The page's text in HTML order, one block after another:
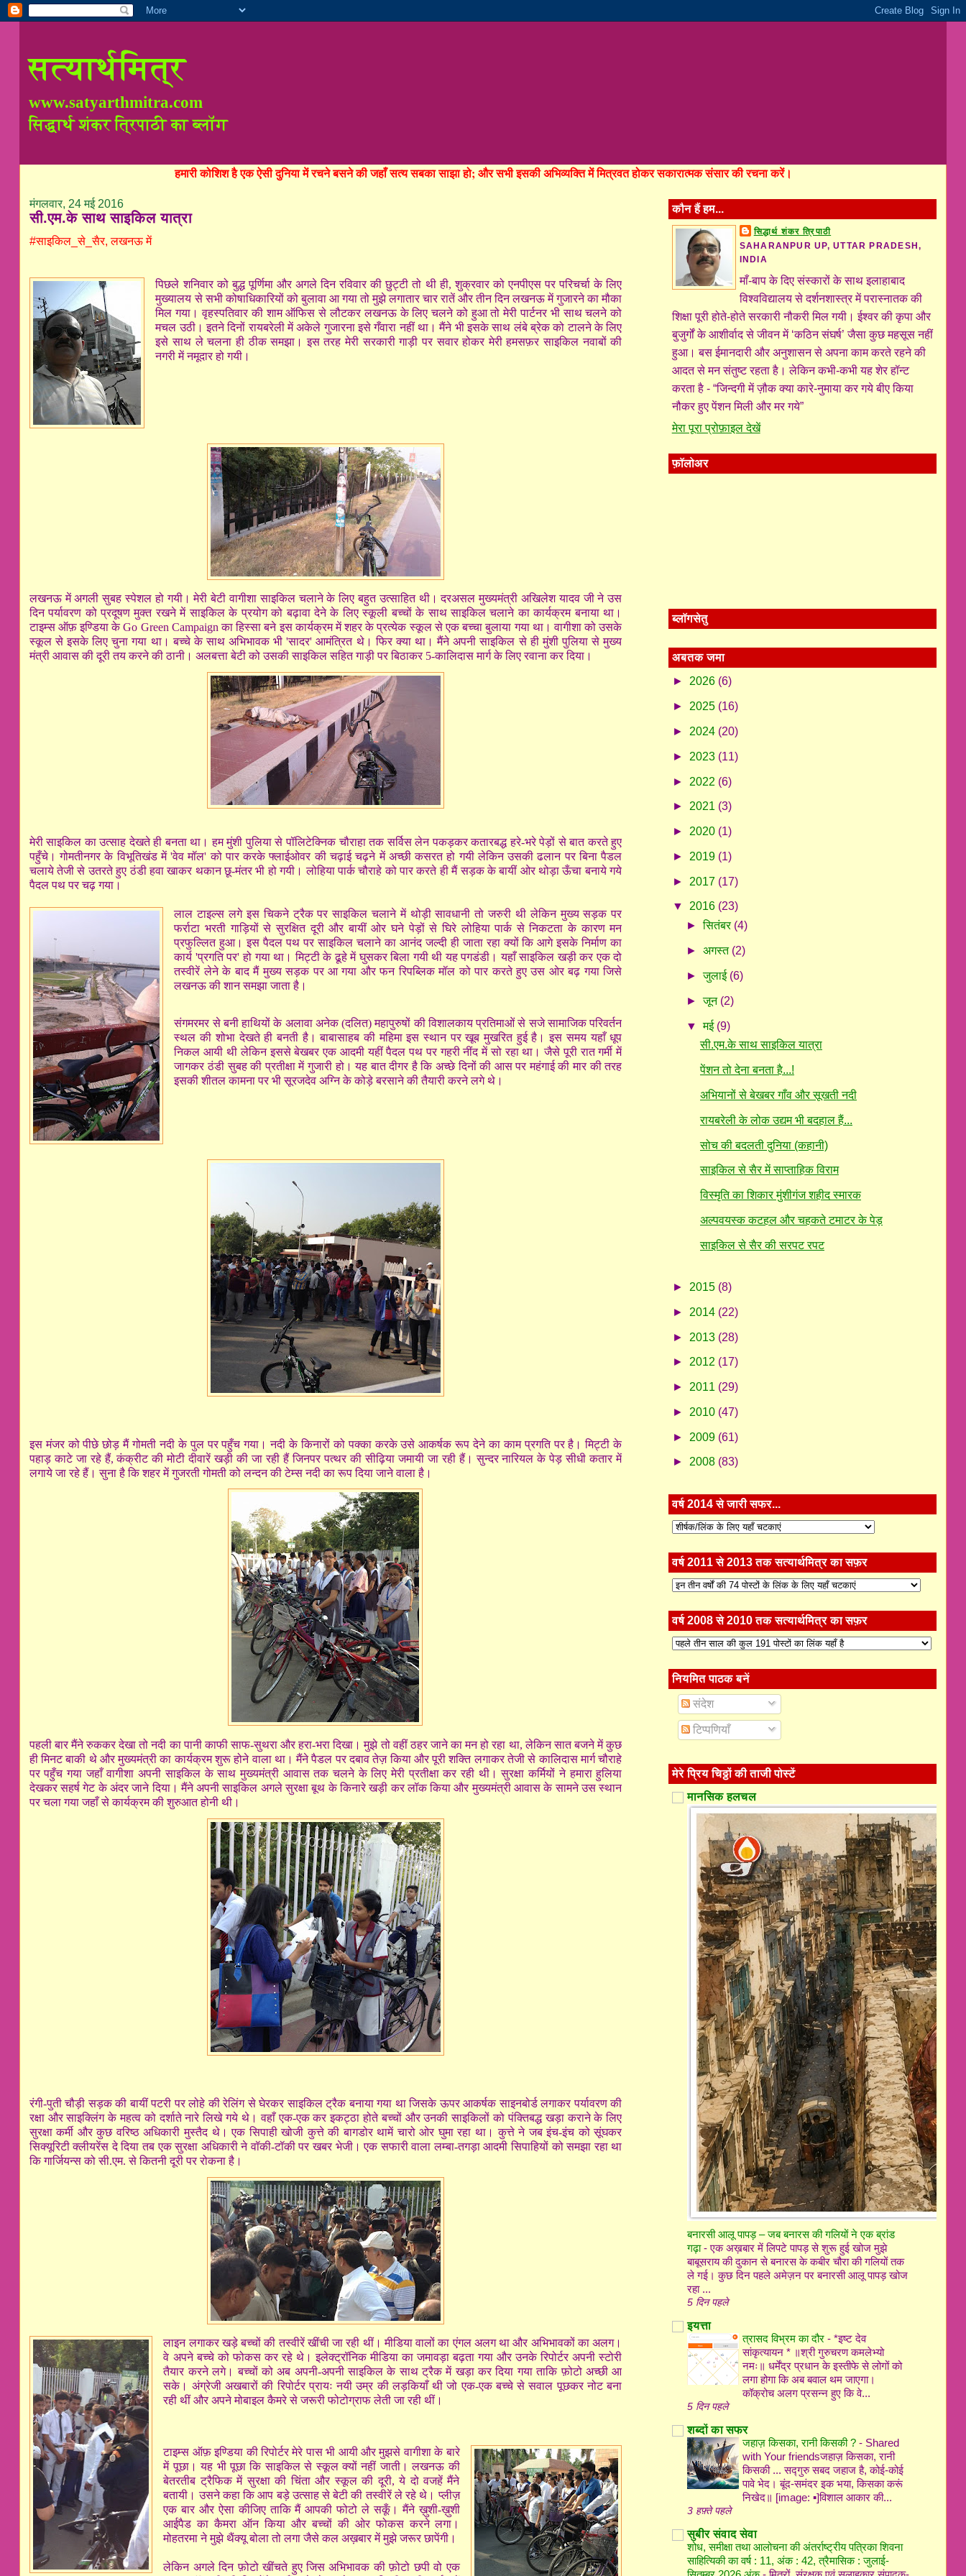
सत्यार्थमित्र
www.satyarthmitra.com
सिद्धार्थ शंकर त्रिपाठी का ब्लॉग
हमारी कोशिश है एक ऐसी दुनिया में रचने बसने की जहाँ सत्य सबका साझा हो; और सभी इसकी अभिव्यक्ति में मित्रवत होकर सकारात्मक संसार की रचना करें।
मंगलवार, 24 मई 2016
सी.एम.के साथ साइकिल यात्रा
#साइकिल_से_सैर, लखनऊ में
पिछले शनिवार को बुद्ध पूर्णिमा और अगले दिन रविवार की छुट्टी तो थी ही, शुक्रवार को एनपीएस पर परिचर्चा के लिए
मुख्यालय से सभी कोषाधिकारियों को बुलावा आ गया तो मुझे लगातार चार रातें और तीन दिन लखनऊ में गुजारने का मौका
मिल गया। वृहस्पतिवार की शाम ऑफिस से लौटकर लखनऊ के लिए चलने को हुआ तो मेरी पार्टनर भी साथ चलने को
मचल उठी। इतने दिनों रायबरेली में अकेले गुजारना इसे गँवारा नहीं था। मैंने भी इसके साथ लंबे ब्रेक को टालने के लिए
इसे साथ ले चलना ही ठीक समझा। इस तरह मेरी सरकारी गाड़ी पर सवार होकर मेरी हमसफ़र साइकिल नवाबों की
नगरी में नमूदार हो गयी।
लखनऊ में अगली सुबह स्पेशल हो गयी। मेरी बेटी वागीशा साइकिल चलाने के लिए बहुत उत्साहित थी। दरअसल मुख्यमंत्री अखिलेश यादव जी ने उस
दिन पर्यावरण को प्रदूषण मुक्त रखने में साइकिल के प्रयोग को बढ़ावा देने के लिए स्कूली बच्चों के साथ साइकिल चलाने का कार्यक्रम बनाया था।
टाइम्स ऑफ़ इण्डिया के Go Green Campaign का हिस्सा बने इस कार्यक्रम में शहर के प्रत्येक स्कूल से एक बच्चा बुलाया गया था। वागीशा को उसके
स्कूल से इसके लिए चुना गया था। बच्चे के साथ अभिभावक भी 'सादर' आमंत्रित थे। फिर क्या था। मैंने अपनी साइकिल से ही मुंशी पुलिया से मुख्य
मंत्री आवास की दूरी तय करने की ठानी। अलबत्ता बेटी को उसकी साइकिल सहित गाड़ी पर बिठाकर 5-कालिदास मार्ग के लिए रवाना कर दिया।
मेरी साइकिल का उत्साह देखते ही बनता था। हम मुंशी पुलिया से पॉलिटेक्निक चौराहा तक सर्विस लेन पकड़कर कतारबद्ध हरे-भरे पेड़ों से बात करते हुए
पहुँचे। गोमतीनगर के विभूतिखंड में 'वेव मॉल' को पार करके फ्लाईओवर की चढ़ाई चढ़ने में अच्छी कसरत हो गयी लेकिन उसकी ढलान पर बिना पैडल
चलाये तेजी से उतरते हुए ठंडी हवा खाकर थकान छू-मंतर भी हो गयी। लोहिया पार्क चौराहे को पार करते ही मैं सड़क के बायीं ओर थोड़ा ऊँचा बनाये गये
पैदल पथ पर चढ़ गया।
लाल टाइल्स लगे इस चिकने ट्रैक पर साइकिल चलाने में थोड़ी सावधानी तो जरुरी थी लेकिन मुख्य सड़क पर
फर्राटा भरती गाड़ियों से सुरक्षित दूरी और बायीं ओर घने पेड़ों से घिरे लोहिया पार्क से निकटता के कारण मन
प्रफुल्लित हुआ। इस पैदल पथ पर साइकिल चलाने का आनंद जल्दी ही जाता रहा क्यों कि आगे इसके निर्माण का
कार्य 'प्रगति पर' हो गया था। मिट्टी के ढूहे में घुसकर बिला गयी थी यह पगडंडी। यहाँ साइकिल खड़ी कर एक दो
तस्वीरें लेने के बाद मैं मुख्य सड़क पर आ गया और फन रिपब्लिक मॉल को पार करते हुए उस ओर बढ़ गया जिसे
लखनऊ की शान समझा जाता है।
संगमरमर से बनी हाथियों के अलावा अनेक (दलित) महापुरुषों की विशालकाय प्रतिमाओं से सजे सामाजिक परिवर्तन
स्थल की शोभा देखते ही बनती है। बाबासाहब की महिमा इस स्थान पर खूब मुखरित हुई है। इस समय यहाँ धूप
निकल आयी थी लेकिन इससे बेखबर एक आदमी यहीं पैदल पथ पर गहरी नींद में सो रहा था। जैसे पूरी रात गर्मी में
जागकर ठंडी सुबह की प्रतीक्षा में गुजारी हो। यह बात दीगर है कि अच्छे दिनों की आस पर महंगाई की मार की तरह
इसकी शीतल कामना पर भी सूरजदेव अग्नि के कोड़े बरसाने की तैयारी करने लगे थे।
इस मंजर को पीछे छोड़ मैं गोमती नदी के पुल पर पहुँच गया। नदी के किनारों को पक्का करके उसे आकर्षक रूप देने का काम प्रगति पर है। मिट्टी के
पहाड़ काटे जा रहे हैं, कंक्रीट की मोटी दीवारें खड़ी की जा रही हैं जिनपर पत्थर की सीढ़िया जमायी जा रही हैं। सुन्दर नारियल के पेड़ सीधी कतार में
लगाये जा रहे हैं। सुना है कि शहर में गुजरती गोमती को लन्दन की टेम्स नदी का रूप दिया जाने वाला है।
पहली बार मैंने रुककर देखा तो नदी का पानी काफी साफ-सुथरा और हरा-भरा दिखा। मुझे तो वहीं ठहर जाने का मन हो रहा था, लेकिन सात बजने में कुछ
ही मिनट बाकी थे और मुख्यमंत्री का कार्यक्रम शुरू होने वाला था। मैंने पैडल पर दबाव तेज़ किया और पूरी शक्ति लगाकर तेजी से कालिदास मार्ग चौराहे
पर पहुँच गया जहाँ वागीशा अपनी साइकिल के साथ मुख्यमंत्री आवास तक चलने के लिए मेरी प्रतीक्षा कर रही थी। सुरक्षा कर्मियों ने हमारा हुलिया
देखकर सहर्ष गेट के अंदर जाने दिया। मैंने अपनी साइकिल अगले सुरक्षा बूथ के किनारे खड़ी कर लॉक किया और मुख्यमंत्री आवास के सामने उस स्थान
पर चला गया जहाँ से कार्यक्रम की शुरुआत होनी थी।
रंगी-पुती चौड़ी सड़क की बायीं पटरी पर लोहे की रेलिंग से घेरकर साइकिल ट्रैक बनाया गया था जिसके ऊपर आकर्षक साइनबोर्ड लगाकर पर्यावरण की
रक्षा और साइक्लिंग के महत्व को दर्शाते नारे लिखे गये थे। वहाँ एक-एक कर इकट्ठा होते बच्चों और उनकी साइकिलों को पंक्तिबद्ध खड़ा कराने के लिए
सुरक्षा कर्मी और कुछ वरिष्ठ अधिकारी मुस्तैद थे। एक सिपाही खोजी कुत्ते की बागडोर थामें चारो ओर घुमा रहा था। कुत्ते ने जब इंच-इंच को सूंघकर
सिक्यूरिटी क्लीयरेंस दे दिया तब एक सुरक्षा अधिकारी ने वॉकी-टॉकी पर खबर भेजी। एक सफारी वाला लम्बा-तगड़ा आदमी सिपाहियों को समझा रहा था
कि गार्जियन्स‍ को सी.एम. से कितनी दूरी पर रोकना है।
लाइन लगाकर खड़े बच्चों की तस्वीरें खींची जा रही थीं। मीडिया वालों का एंगल अलग था और अभिभावकों का अलग।
वे अपने बच्चे को फोकस कर रहे थे। इलेक्ट्रॉनिक मीडिया का जमावड़ा बढ़ता गया और उनके रिपोर्टर अपनी स्टोरी
तैयार करने लगे। बच्चों को अब अपनी-अपनी साइकिल के साथ ट्रैक में खड़ा कर दिया गया ताकि फ़ोटो अच्छी आ
सके। अंग्रेजी अखबारों की रिपोर्टर प्रायः नयी उम्र की लड़कियाँ थी जो एक-एक बच्चे से सवाल पूछकर नोट बना
रही थीं और अपने मोबाइल कैमरे से जरूरी फोटोग्राफ लेती जा रही थीं।
टाइम्स ऑफ़ इण्डिया की रिपोर्टर मेरे पास भी आयी और मुझसे वागीशा के बारे
में पूछा। यह भी पूछा कि साइकिल से स्कूल क्यों नहीं जाती। लखनऊ की
बेतरतीब ट्रैफिक में सुरक्षा की चिंता और स्कूल की दूरी, ये दो वजहें मैंने
बतायी। उसने कहा कि आप बड़े उत्साह से बेटी की तस्वीरें ले रहे थे। प्लीज़
एक बार और ऐसा कीजिए ताकि मैं आपकी फोटो ले सकूँ। मैंने ख़ुशी-ख़ुशी
आईपैड का कैमरा ऑन किया और बच्चों की ओर फोकस करने लगा।
मोहतरमा ने मुझे थैंक्यू बोला तो लगा जैसे कल अख़बार में मुझे जरूर छापेंगी।
लेकिन अगले दिन फ़ोटो खींचते हुए जिस अभिभावक की फ़ोटो छपी वो एक
कौन हैं हम...
सिद्धार्थ शंकर त्रिपाठी
SAHARANPUR UP, UTTAR PRADESH,
INDIA
माँ-बाप के दिए संस्कारों के साथ इलाहाबाद
विश्वविद्यालय से दर्शनशास्त्र में परास्नातक की
शिक्षा पूरी होते-होते सरकारी नौकरी मिल गयी। ईश्वर की कृपा और
बुजुर्गों के आशीर्वाद से जीवन में ‘कठिन संघर्ष’ जैसा कुछ महसूस नहीं
हुआ। बस ईमानदारी और अनुशासन से अपना काम करते रहने की
आदत से मन संतुष्ट रहता है। लेकिन कभी-कभी यह शेर हॉन्ट
करता है - “जिन्दगी में ज़ौक क्या कारे-नुमाया कर गये बीए किया
नौकर हुए पेंशन मिली और मर गये”
मेरा पूरा प्रोफ़ाइल देखें
फ़ॉलोअर
ब्लॉगसेतु
अबतक जमा
► 2026 (6)
► 2025 (16)
► 2024 (20)
► 2023 (11)
► 2022 (6)
► 2021 (3)
► 2020 (1)
► 2019 (1)
► 2017 (17)
▼ 2016 (23)
►सितंबर (4)
► अगस्त (2)
►जुलाई (6)
►जून (2)
▼मई (9)
सी.एम.के साथ साइकिल यात्रा
पेंशन तो देना बनता है...!
अभियानों से बेखबर गाँव और सूखती नदी
रायबरेली के लोक उद्यम भी बदहाल हैं...
सोच की बदलती दुनिया (कहानी)
साइकिल से सैर में साप्ताहिक विराम
विस्मृति का शिकार मुंशीगंज शहीद स्मारक
अल्पवयस्क कटहल और चहकते टमाटर के पेड़
साइकिल से सैर की सरपट रपट
► 2015 (8)
► 2014 (22)
► 2013 (28)
► 2012 (17)
► 2011 (29)
► 2010 (47)
► 2009 (61)
► 2008 (83)
वर्ष 2014 से जारी सफर...
वर्ष 2011 से 2013 तक सत्यार्थमित्र का सफ़र
वर्ष 2008 से 2010 तक सत्यार्थमित्र का सफ़र
नियमित पाठक बनें
संदेश
टिप्पणियाँ
मेरे प्रिय चिठ्ठों की ताजी पोस्टें
मानसिक हलचल
बनारसी आलू पापड़ – जब बनारस की गलियों ने एक ब्रांड
गढ़ा-एक अख़बार में लिपटे पापड़ से शुरू हुई खोज मुझे
बाबूसराय की दुकान से बनारस के कबीर चौरा की गलियों तक
ले गई। कुछ दिन पहले अमेज़न पर बनारसी आलू पापड़ खोज
रहा ...
5 दिन पहले
इयत्ता
त्रासद विभ्रम का दौर - *इष्ट देव
सांकृत्यायन * ॥श्री गुरुचरण कमलेभ्यो
नमः॥ धर्मेंद्र प्रधान के इस्तीफे से लोगों को
लगा होगा कि अब बवाल थम जाएगा।
कॉक्रोच अलग प्रसन्न हुए कि वे...
5 दिन पहले
शब्दों का सफर
जहाज़ किसका, रानी किसकी ? - Shared
with Your friendsजहाज़ किसका, रानी
किसकी ... सद्गुरु सबद जहाज है, कोई-कोई
पावे भेद। बूंद-समंदर इक भया, किसका करूं
निखेद॥ [image: ▪️]विशाल आकार की...
3 हफ़्ते पहले
सुबीर संवाद सेवा
शोध, समीक्षा तथा आलोचना की अंतर्राष्ट्रीय पत्रिका शिवना
साहित्यिकी का वर्ष : 11, अंक : 42, त्रैमासिक : जुलाई-